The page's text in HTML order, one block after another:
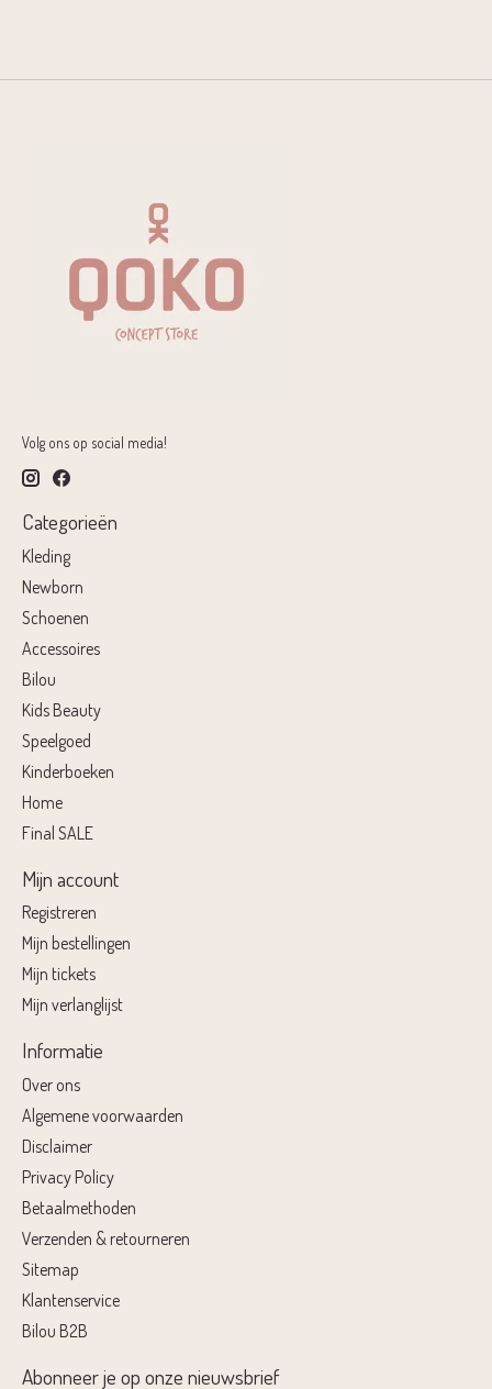
Volg ons op social media!
Categorieën
Kleding
Newborn
Schoenen
Accessoires
Bilou
Kids Beauty
Speelgoed
Kinderboeken
Home
Final SALE
Mijn account
Registreren
Mijn bestellingen
Mijn tickets
Mijn verlanglijst
Informatie
Over ons
Algemene voorwaarden
Disclaimer
Privacy Policy
Betaalmethoden
Verzenden & retourneren
Sitemap
Klantenservice
Bilou B2B
Abonneer je op onze nieuwsbrief